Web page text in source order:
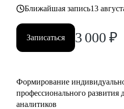
выбрать направление (СА/БА),
строить карьеру в продукте/
есть траектории развития
senior, lead)
• Бизнес‑аналитикам (в том
Ближайшая запись13
Записаться 3 000 ₽
Формирование
профессионального развития
аналитиков